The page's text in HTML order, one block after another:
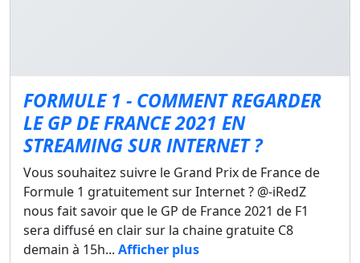
FORMULE 1 - COMMENT REGARDER
LE GP DE FRANCE 2021 EN
STREAMING SUR INTERNET ?
Vous souhaitez suivre le Grand Prix de France de
Formule 1 gratuitement sur Internet ? @-iRedZ
nous fait savoir que le GP de France 2021 de F1
sera diffusé en clair sur la chaine gratuite C8
demain à 15h... Afficher plus